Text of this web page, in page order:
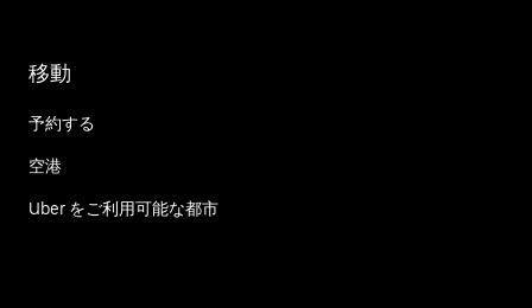
移動
予約する
空港
Uber をご利用可能な都市